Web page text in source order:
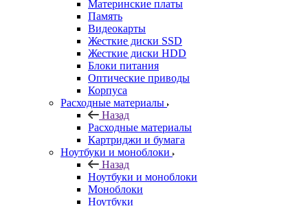
Материнские платы
Память
Видеокарты
Жесткие диски SSD
Жесткие диски HDD
Блоки питания
Оптические приводы
Корпуса
Расходные материалы
Назад
Расходные материалы
Картриджи и бумага
Ноутбуки и моноблоки
Назад
Ноутбуки и моноблоки
Моноблоки
Ноутбуки